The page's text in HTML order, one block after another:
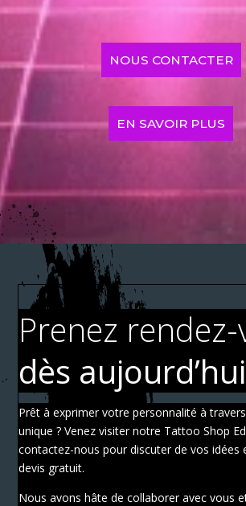
NOUS CONTACTER
EN SAVOIR PLUS
Prenez
dès aujourd’hui
Prêt à exprimer votre personnalité à
unique ? Venez visiter notre Tattoo Shop
contactez-nous pour discuter de vos idées
devis gratuit.
Nous avons hâte de collaborer avec vous